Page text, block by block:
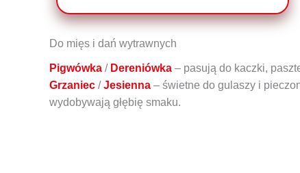
Do mięs i dań wytrawnych
Pigwówka / Dereniówka – pasują do kaczki,
Grzaniec /Jesienna – świetne do gulaszy i
wydobywają głębię smaku.